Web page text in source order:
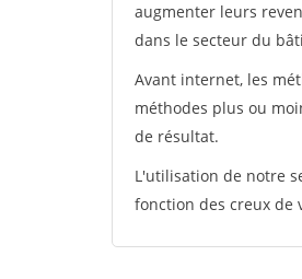
augmenter leurs
dans le secteur du
Avant internet, les
méthodes plus ou
de résultat.
L'utilisation de notre
fonction des creux de